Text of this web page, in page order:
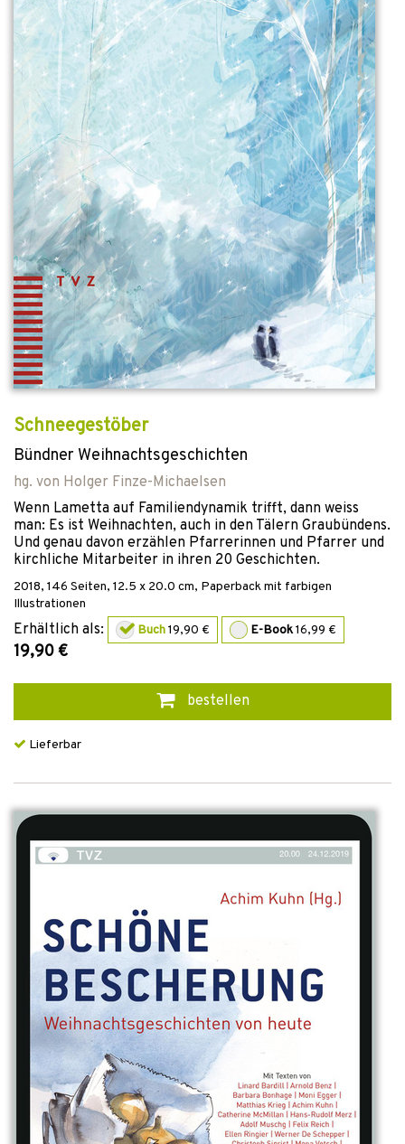
Schneegestöber
Bündner Weihnachtsgeschichten
hg. von Holger Finze-Michaelsen
Wenn Lametta auf Familiendynamik trifft, dann weiss
man: Es ist Weihnachten, auch in den Tälern Graubündens.
Und genau davon erzählen Pfarrerinnen und Pfarrer und
kirchliche Mitarbeiter in ihren 20 Geschichten.
2018, 146 Seiten, 12.5 x 20.0 cm, Paperback mit farbigen
Illustrationen
Erhältlich als: Buch19,90 € E-Book16,99 €
19,90 €
bestellen
Lieferbar